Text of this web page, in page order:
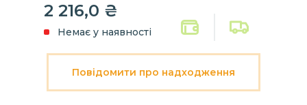
2 216,0 ₴
Немає у наявності
Повідомити про надходження